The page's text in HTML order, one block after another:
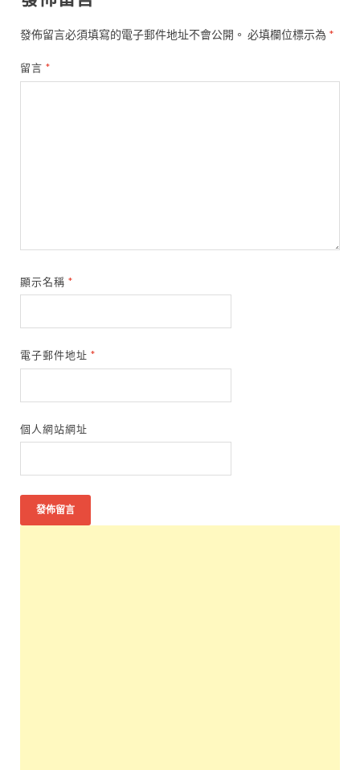
發佈留言必須填寫的電子郵件地址不會公開。 必填欄位標示為 *
留言*
顯示名稱*
電子郵件地址*
個人網站網址